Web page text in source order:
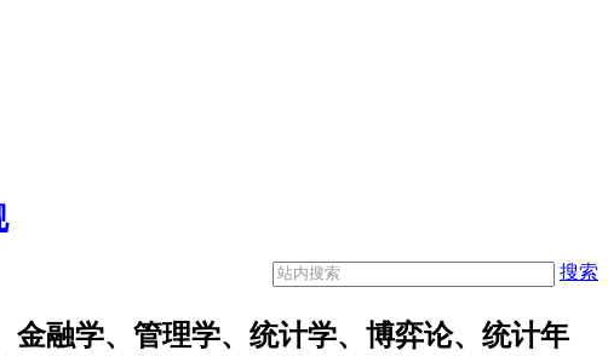
搜索
融学、管理学、统计学、博弈论、统计年